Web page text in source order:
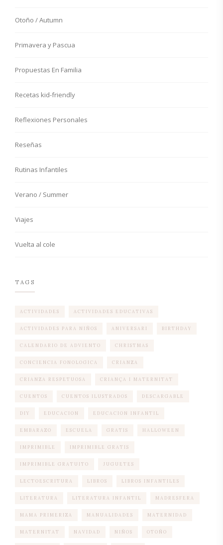
Otoño / Autumn
Primavera y Pascua
Propuestas En Familia
Recetas kid-friendly
Reflexiones Personales
Reseñas
Rutinas Infantiles
Verano / Summer
Viajes
Vuelta al cole
TAGS
ACTIVIDADES ACTIVIDADES EDUCATIVAS
ACTIVIDADES PARA NIÑOS ANIVERSARI BIRTHDAY
CALENDARIO DE ADVIENTO CHRISTMAS
CONCIENCIA FONOLOGICA CRIANZA
CRIANZA RESPETUOSA CRIANÇA I MATERNITAT
CUENTOS CUENTOS ILUSTRADOS DESCARGABLE
DIY EDUCACION EDUCACION INFANTIL
EMBARAZO ESCUELA GRATIS HALLOWEEN
IMPRIMIBLE IMPRIMIBLE GRATIS
IMPRIMIBLE GRATUITO JUGUETES
LECTOESCRITURA LIBROS LIBROS INFANTILES
LITERATURA LITERATURA INFANTIL MADRESFERA
MAMA PRIMERIZA MANUALIDADES MATERNIDAD
MATERNITAT NAVIDAD NIÑOS OTOÑO